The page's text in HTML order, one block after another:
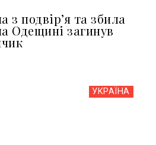
подвір’я та збила
Одещині загинув
УКРАЇНА